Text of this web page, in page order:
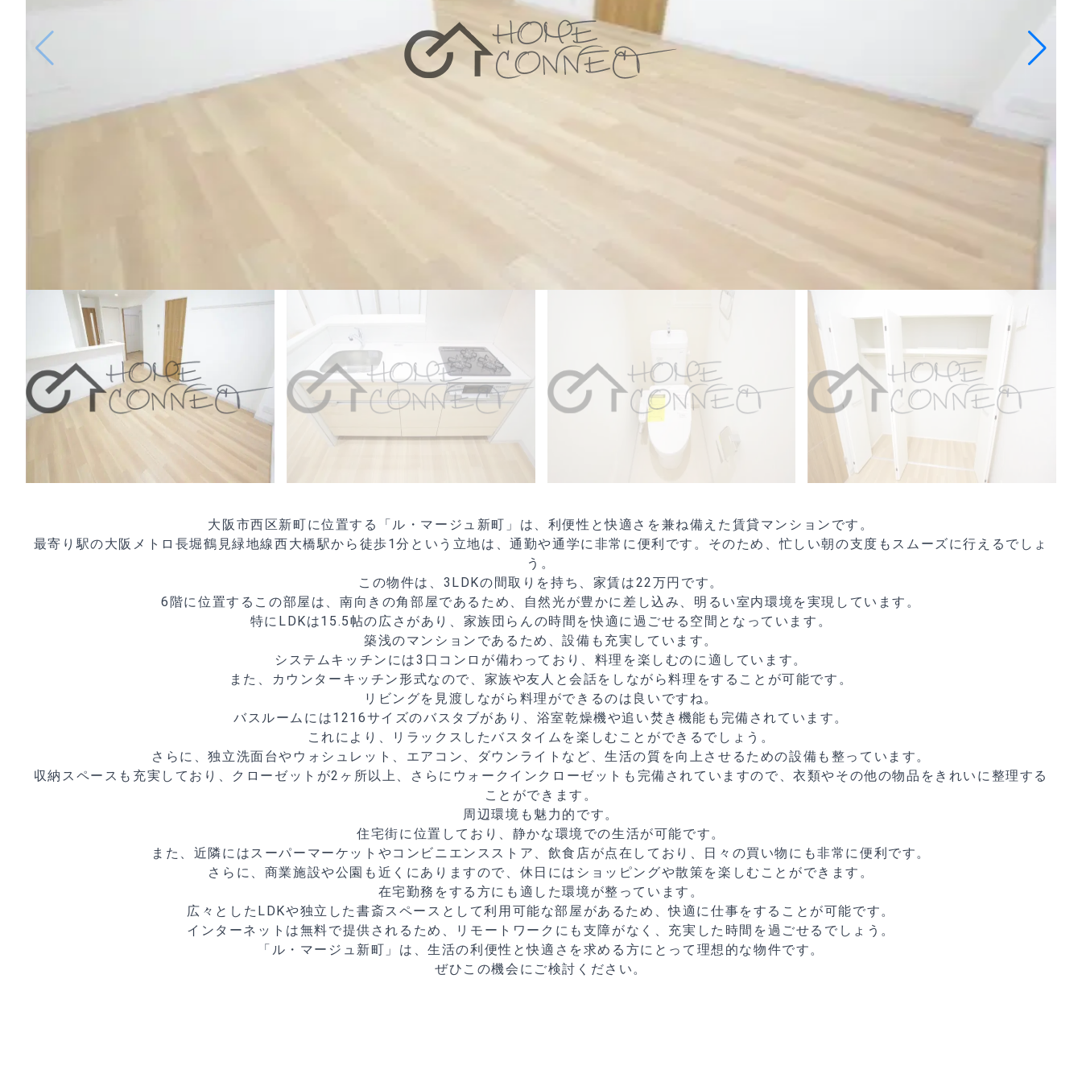
大阪市西区新町に位置する「ル・マージュ新町」は、利便性と快適さを兼ね備えた賃貸マンションです。
最寄り駅の大阪メトロ長堀鶴見緑地線西大橋駅から徒歩1分という立地は、通勤や通学に非常に便利です。そのため、忙しい朝の支度もスムーズに行えるでしょ
う。
この物件は、3LDKの間取りを持ち、家賃は22万円です。
6階に位置するこの部屋は、南向きの角部屋であるため、自然光が豊かに差し込み、明るい室内環境を実現しています。
特にLDKは15.5帖の広さがあり、家族団らんの時間を快適に過ごせる空間となっています。
築浅のマンションであるため、設備も充実しています。
システムキッチンには3口コンロが備わっており、料理を楽しむのに適しています。
また、カウンターキッチン形式なので、家族や友人と会話をしながら料理をすることが可能です。
リビングを見渡しながら料理ができるのは良いですね。
バスルームには1216サイズのバスタブがあり、浴室乾燥機や追い焚き機能も完備されています。
これにより、リラックスしたバスタイムを楽しむことができるでしょう。
さらに、独立洗面台やウォシュレット、エアコン、ダウンライトなど、生活の質を向上させるための設備も整っています。
収納スペースも充実しており、クローゼットが2ヶ所以上、さらにウォークインクローゼットも完備されていますので、衣類やその他の物品をきれいに整理する
ことができます。
周辺環境も魅力的です。
住宅街に位置しており、静かな環境での生活が可能です。
また、近隣にはスーパーマーケットやコンビニエンスストア、飲食店が点在しており、日々の買い物にも非常に便利です。
さらに、商業施設や公園も近くにありますので、休日にはショッピングや散策を楽しむことができます。
在宅勤務をする方にも適した環境が整っています。
広々としたLDKや独立した書斎スペースとして利用可能な部屋があるため、快適に仕事をすることが可能です。
インターネットは無料で提供されるため、リモートワークにも支障がなく、充実した時間を過ごせるでしょう。
「ル・マージュ新町」は、生活の利便性と快適さを求める方にとって理想的な物件です。
ぜひこの機会にご検討ください。